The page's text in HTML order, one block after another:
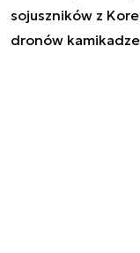
sojuszników z
dronów